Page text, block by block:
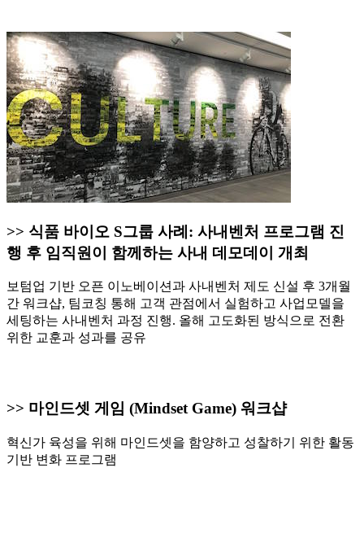
>> 식품 바이오 S그룹 사례: 사내벤처 프로그램 진
행 후 임직원이 함께하는 사내 데모데이 개최
보텀업 기반 오픈 이노베이션과 사내벤처 제도 신설 후 3개월
간 워크샵, 팀코칭 통해 고객 관점에서 실험하고 사업모델을
세팅하는 사내벤처 과정 진행. 올해 고도화된 방식으로 전환
위한 교훈과 성과를 공유
>> 마인드셋 게임 (Mindset Game) 워크샵
혁신가 육성을 위해 마인드셋을 함양하고 성찰하기 위한 활동
기반 변화 프로그램